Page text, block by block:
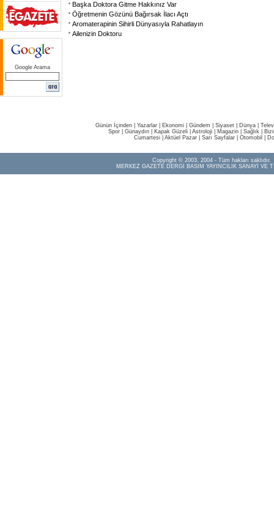
Google Arama
Başka Doktora Gitme Hakkınız Var
Öğretmenin Gözünü Bağırsak İlacı Açtı
Aromaterapinin Sihirli Dünyasıyla Rahatlayın
Ailenizin Doktoru
Günün İçinden Yazarlar Ekonomi Gündem Siyaset Dünya |
Spor
Günaydın Kapak Güzeli Astroloji Magazin Sağlık
Cumartesi| Aktüel Pazar| Sarı Sayfalar| Otomobil
Copyright © 2003, 2004 - Tüm hakları saklıdır.
MERKEZ GAZETE DERGİ BASIM YAYINCILIK SANAYİ VE